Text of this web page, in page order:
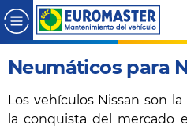
Neumáticos para
Los vehículos Nissan son
la conquista del mercado